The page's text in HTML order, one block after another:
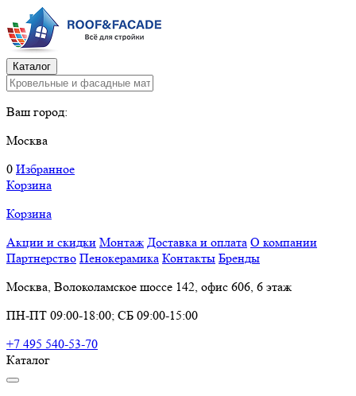
Каталог
Ваш город:
Москва
0 Избранное
Корзина
Корзина
Акции и скидки Монтаж Доставка и оплата О компании
Партнерство Пенокерамика Контакты Бренды
Москва, Волоколамское шоссе 142, офис 606, 6 этаж
ПН-ПТ 09:00-18:00; СБ 09:00-15:00
+7 495 540-53-70
Каталог